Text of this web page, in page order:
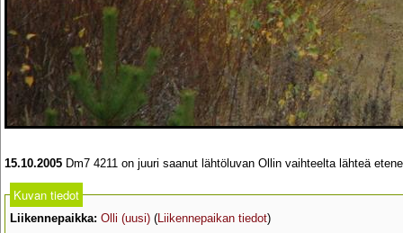
15.10.2005 Dm7 4211 on juuri saanut lähtöluvan Ollin vaihteelta lähteä
Kuvan tiedot
Liikennepaikka: Olli (uusi) (Liikennepaikan tiedot)